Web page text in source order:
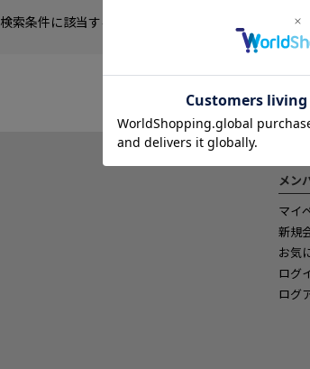
検索条件に該当するコーディネートが見つかりません
メン
マイ
新規
お気
ログ
ログ